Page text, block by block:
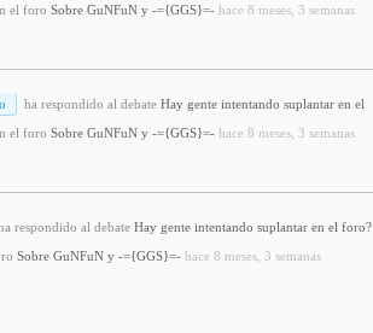
el foro Sobre GuNFuN y -={GGS}=- hace 8 meses, 3 semanas
ha respondido al debate Hay gente intentando suplantar en el
el foro Sobre GuNFuN y -={GGS}=- hace 8 meses, 3 semanas
respondido al debate Hay gente intentando suplantar en el foro?
Sobre GuNFuN y -={GGS}=- hace 8 meses, 3 semanas